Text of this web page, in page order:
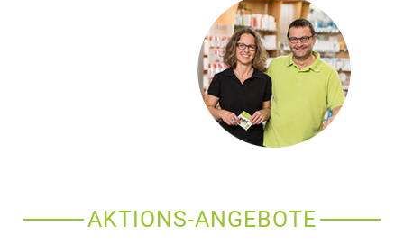
AKTIONS-ANGEBOTE